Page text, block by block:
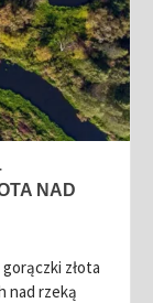
NAD
złota
nad rzeką